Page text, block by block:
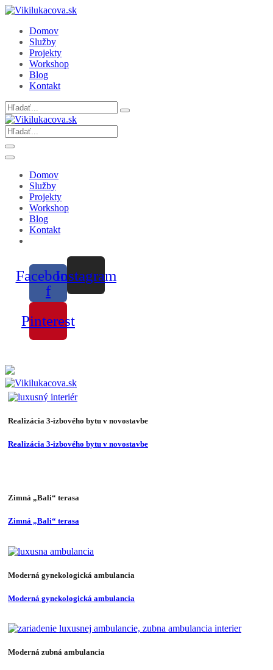
Domov
Služby
Projekty
Workshop
Blog
Kontakt
Search
for:
Search
for:
Domov
Služby
Projekty
Workshop
Blog
Kontakt
Facebook-
f
Instagram
Pinterest
Realizácia 3-izbového bytu v novostavbe
Realizácia 3-izbového bytu v novostavbe
Zimná „Bali“ terasa
Zimná „Bali“ terasa
Moderná gynekologická ambulancia
Moderná gynekologická ambulancia
Moderná zubná ambulancia